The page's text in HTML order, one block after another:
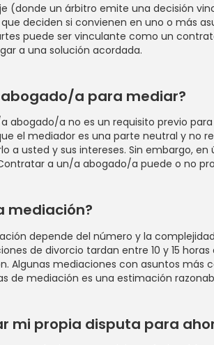
(donde un árbitro emite una decisión
deciden si convienen en uno o más
puede ser vinculante como un
a una solución acordada.
a para mediar?
abogado/a no es un requisito previo
el mediador es una parte neutral y no
a usted y sus intereses. Sin embargo,
a un/a abogado/a puede o no
mediación?
depende del número y la
de divorcio tardan entre 10 y 15
Algunas mediaciones con asuntos
de mediación es una estimación
mi propia disputa para